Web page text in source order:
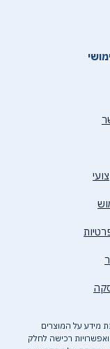
מידע על המוצרים
רכישה לחלק